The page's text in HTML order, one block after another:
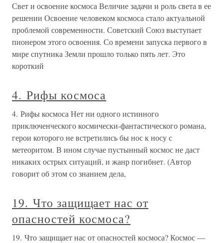
Свет и освоение космоса Величие задачи и роль света в ее
решении Освоение человеком космоса стало актуальной
проблемой современности. Советский Союз выступает
пионером этого освоения. Со времени запуска первого в
мире спутника Земли прошло только пять лет. Это
короткий
4. Рифы космоса
4. Рифы космоса Нет ни одного истинного
приключенческого космически-фантастического романа,
герои которого не встретились бы нос к носу с
метеоритом. В ином случае пустынный космос не даст
никаких острых ситуаций, и жанр погибнет. (Автор
говорит об этом со знанием дела,
19. Что защищает нас от
опасностей космоса?
19. Что защищает нас от опасностей космоса? Космос —